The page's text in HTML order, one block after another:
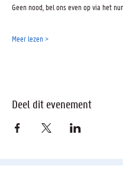
Geen nood, bel ons even op via het
Meer lezen >
Deel dit evenement